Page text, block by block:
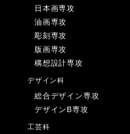
日本画専攻
油画専攻
彫刻専攻
版画専攻
構想設計専攻
デザイン科
総合デザイン専攻
デザインB専攻
工芸科